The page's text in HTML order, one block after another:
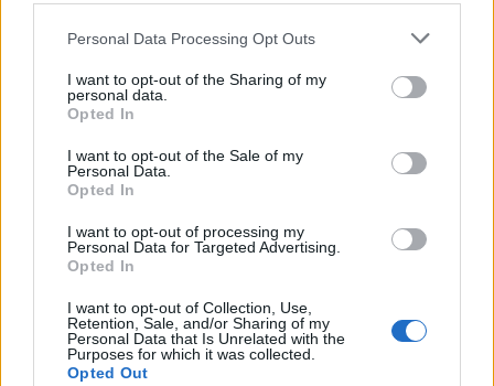
Please note that this website/app uses one or more Google
not limited to your visit or usage behaviour. You may click to
grant or deny consent to Google and its third-party tags to
use your data for below specified purposes in below Google
consent section.
Personal Data Processing Opt Outs
I want to opt-out of the Sharing of my
personal data.
Opted In
I want to opt-out of the Sale of my
Personal Data.
Opted In
I want to opt-out of processing my
Personal Data for Targeted Advertising.
Opted In
I want to opt-out of Collection, Use,
Retention, Sale, and/or Sharing of my
Personal Data that Is Unrelated with the
Purposes for which it was collected.
Opted Out
Mario Malu
Martina Agostina Diturco
I nostri cari